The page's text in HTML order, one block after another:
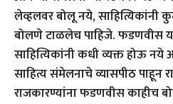
लेव्हलवर बोलू नये, साहित्यिकांनी
बोलणे टाळलेच पाहिजे. फडणवीस
साहित्यिकांनी कधी व्यक्त होऊ नये
साहित्य संमेलनाचे व्यासपीठ पाहून
राजकारण्यांना फडणवीस काहीच